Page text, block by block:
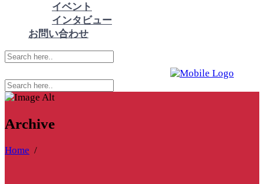
イベント
インタビュー
お問い合わせ
Archive
Home /